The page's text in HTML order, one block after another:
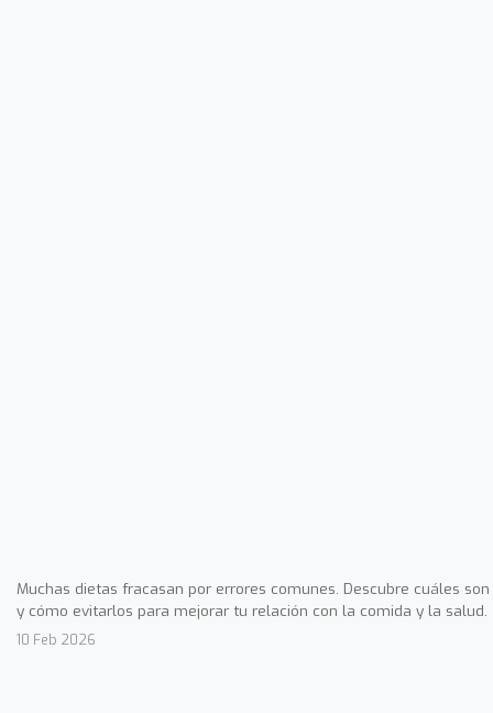
Muchas dietas fracasan por errores comunes. Descubre cuáles son
y cómo evitarlos para mejorar tu relación con la comida y la salud.
10 Feb 2026